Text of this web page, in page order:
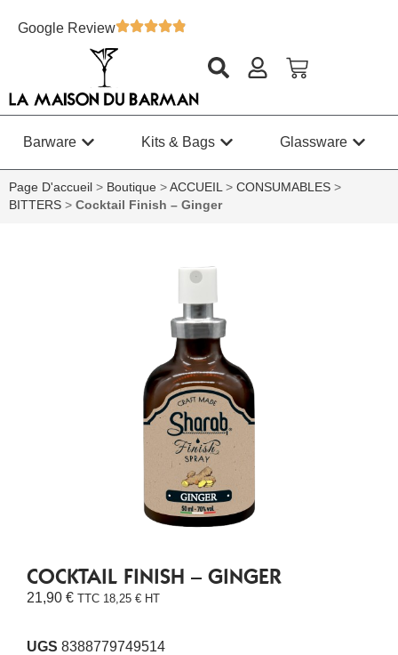
Google Review
Barware Kits & Bags Glassware
Page D'accueil > Boutique > ACCUEIL> CONSUMABLES >
BITTERS > Cocktail Finish – Ginger
COCKTAIL FINISH – GINGER
21,90 € TTC 18,25 € HT
UGS 8388779749514